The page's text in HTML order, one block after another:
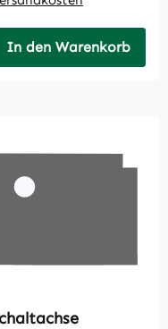
In den Warenkorb